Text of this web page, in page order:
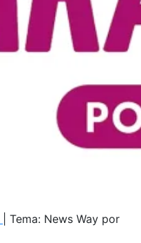
Tema: News Way por